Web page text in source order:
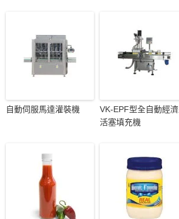
自動伺服馬達灌裝機
VK-EPF型全自動經
活塞填充機